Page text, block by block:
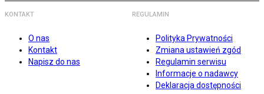
KONTAKT
O nas
Kontakt
Napisz do nas
REGULAMIN
Polityka Prywatności
Zmiana ustawień zgód
Regulamin serwisu
Informacje o nadawcy
Deklaracja dostępności